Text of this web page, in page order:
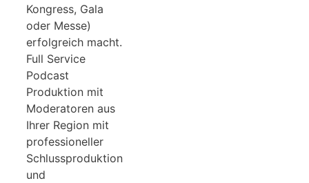
Kongress, Gala
oder Messe)
erfolgreich macht.
Full Service
Podcast
Produktion mit
Moderatoren aus
Ihrer Region mit
professioneller
Schlussproduktion
und